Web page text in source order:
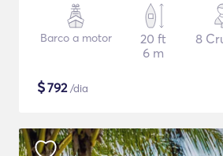
Barco a motor
20 ft
6 m
8
$792/dia